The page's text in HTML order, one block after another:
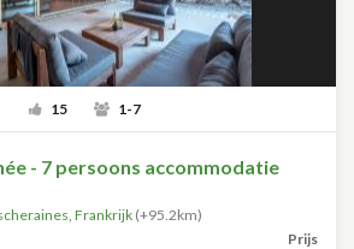
15 1-7
- 7 persoons accommodatie
, Frankrijk (+95.2km)
Prijs